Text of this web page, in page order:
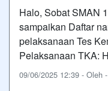
Halo, Sobat SMAN
sampaikan Daftar
pelaksanaan Tes
Pelaksanaan TKA:
09/06/2025 12:39 - Oleh